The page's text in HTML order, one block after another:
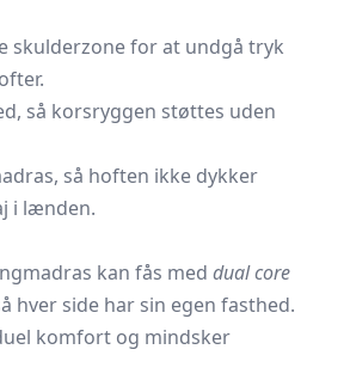
skulderzone for at undgå tryk
så korsryggen støttes uden
så hoften ikke dykker
i lænden.
kan fås med dual core
hver side har sin egen fasthed.
komfort og mindsker